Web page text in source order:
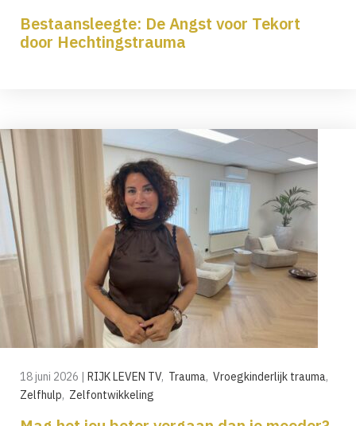
Bestaansleegte: De Angst voor Tekort
door Hechtingstrauma
18 juni 2026 | RIJK LEVEN TV, Trauma, Vroegkinderlijk trauma,
Zelfhulp, Zelfontwikkeling